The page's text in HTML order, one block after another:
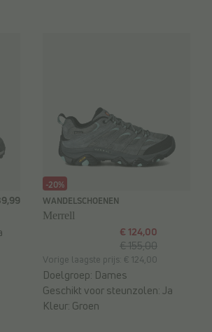
-20%
WANDELSCHOENEN
Merrell
Vorige laagste prijs: € 124,00
€ 155,00
€ 124,00
Doelgroep: Dames
Geschikt voor steunzolen:Ja
Kleur: Groen